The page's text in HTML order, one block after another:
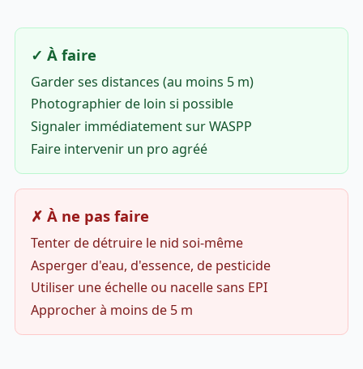
✓ À faire
Garder ses distances (au moins 5 m)
Photographier de loin si possible
Signaler immédiatement sur WASPP
Faire intervenir un pro agréé
✗ À ne pas faire
Tenter de détruire le nid soi-même
Asperger d'eau, d'essence, de pesticide
Utiliser une échelle ou nacelle sans EPI
Approcher à moins de 5 m